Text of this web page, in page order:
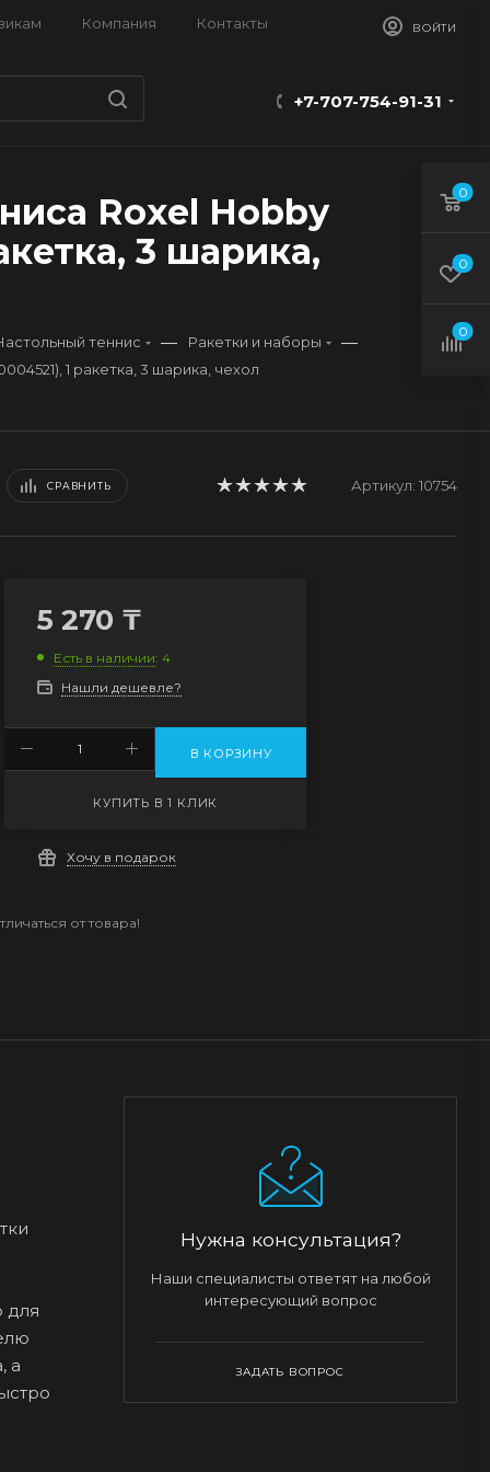
Компания Контакты ВОЙТИ
+7-707-754-91-31
Roxel Hobby
3 шарика,
теннис — Ракетки и наборы —
1 ракетка, 3 шарика, чехол
СРАВНИТЬ Артикул: 10754
5 270 ₸
Есть в наличии: 4
Нашли дешевле?
В КОРЗИНУ
КУПИТЬ В 1 КЛИК
Хочу в подарок
от товара!
для
а
Нужна консультация?
Наши специалисты ответят на любой
интересующий вопрос
ЗАДАТЬ ВОПРОС
0
0
0